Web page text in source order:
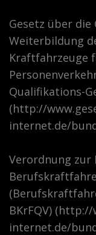
Gesetz über
Weiterbildung
Kraftfahrzeuge
Qualifikations-
(http://
internet.de/
Verordnung zur
BKrFQV)
internet.de/